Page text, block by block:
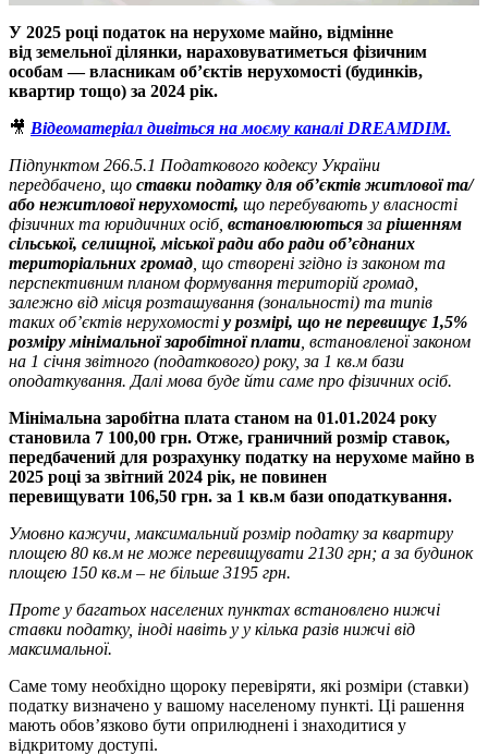
У 2025 році податок на нерухоме майно, відмінне
від земельної ділянки, нараховуватиметься фізичним
особам — власникам об’єктів нерухомості (будинків,
квартир тощо) за 2024 рік.
🎥 Відеоматеріал дивіться на моєму каналі DREAMDIM.
Підпунктом 266.5.1 Податкового кодексу України
передбачено, що ставки податку для об’єктів житлової та/
або нежитлової нерухомості, що перебувають у власності
фізичних та юридичних осіб, встановлюютьсяза рішенням
сільської, селищної, міської ради або ради об’єднаних
територіальних громад, що створені згідно із законом та
перспективним планом формування територій громад,
залежно від місця розташування (зональності) та типів
таких об’єктів нерухомості у розмірі, що не перевищує 1,5%
розміру мінімальної заробітної плати, встановленої законом
на 1 січня звітного (податкового) року, за 1 кв.м бази
оподаткування. Далі мова буде йти саме про фізичних осіб.
Мінімальна заробітна плата станом на 01.01.2024 року
становила 7 100,00 грн. Отже, граничний розмір ставок,
передбачений для розрахунку податку на нерухоме майно в
2025 році за звітний 2024 рік, не повинен
перевищувати 106,50 грн. за 1 кв.м бази оподаткування.
Умовно кажучи, максимальний розмір податку за квартиру
площею 80 кв.м не може перевищувати 2130 грн; а за будинок
площею 150 кв.м – не більше 3195 грн.
Проте у багатьох населених пунктах встановлено нижчі
ставки податку, іноді навіть у у кілька разів нижчі від
максимальної.
Саме тому необхідно щороку перевіряти, які розміри (ставки)
податку визначено у вашому населеному пункті. Ці рашення
мають обов’язково бути оприлюднені і знаходитися у
відкритому доступі.